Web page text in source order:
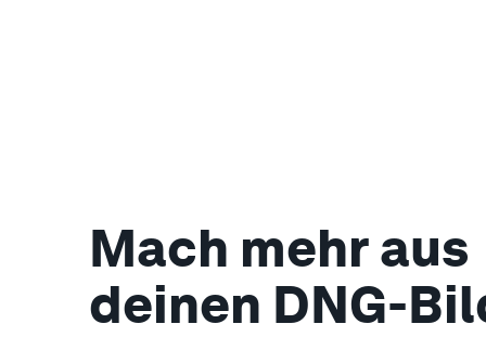
Mach mehr aus
deinen DNG-